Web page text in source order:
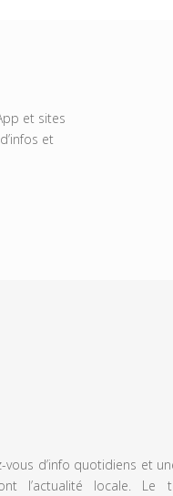
et sites
et
vous d’info quotidiens et
l’actualité locale. Le